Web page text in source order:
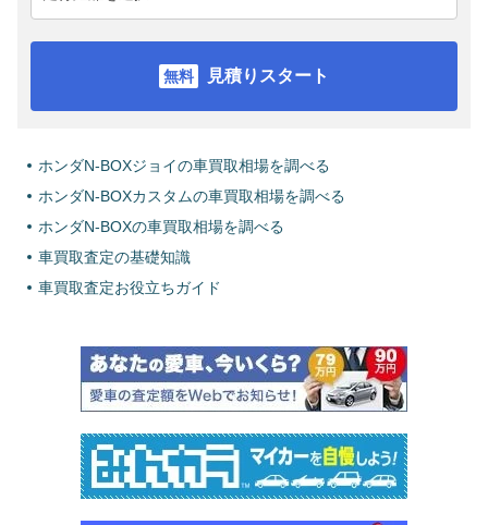
見積りスタート
ホンダN-BOXジョイの車買取相場を調べる
ホンダN-BOXカスタムの車買取相場を調べる
ホンダN-BOXの車買取相場を調べる
車買取査定の基礎知識
車買取査定お役立ちガイド